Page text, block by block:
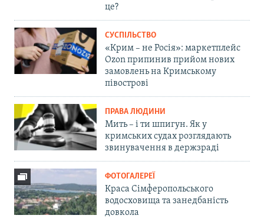
це?
СУСПІЛЬСТВО
«Крим – не Росія»: маркетплейс
Ozon припинив прийом нових
замовлень на Кримському
півострові
ПРАВА ЛЮДИНИ
Мить – і ти шпигун. Як у
кримських судах розглядають
звинувачення в держзраді
ФОТОГАЛЕРЕЇ
Краса Сімферопольського
водосховища та занедбаність
довкола